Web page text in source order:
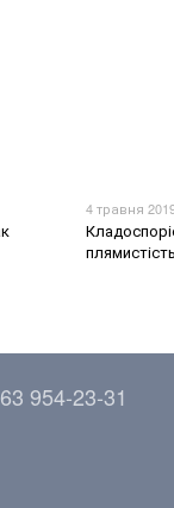
4 травня
954-23-31